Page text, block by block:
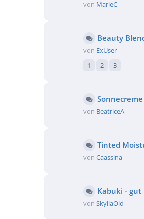
von MarieC
Beauty
von ExUser
1
2 3
von BeatriceA
Tinted
vonCaassina
Kabuki -
vonSkyllaOld